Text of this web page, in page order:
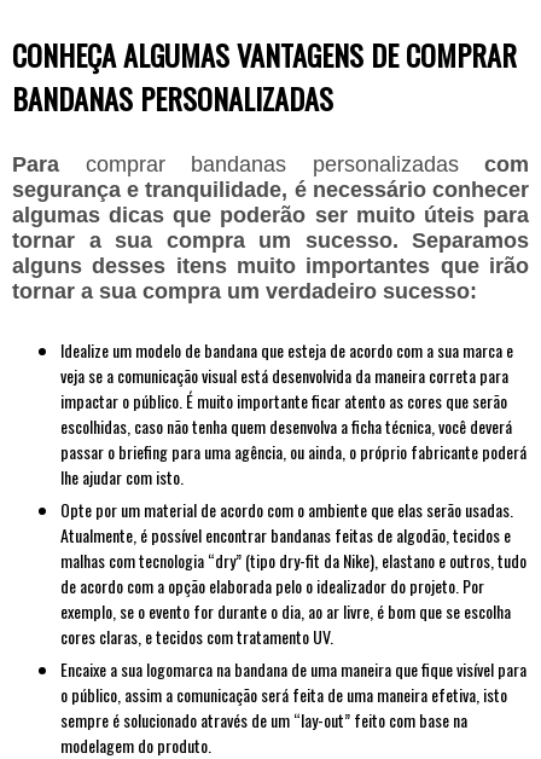
CONHEÇA ALGUMAS VANTAGENS DE COMPRAR
BANDANAS PERSONALIZADAS
Para comprar bandanas personalizadascom
segurança e tranquilidade, é necessário conhecer
algumas dicas que poderão ser muito úteis para
tornar a sua compra um sucesso. Separamos
alguns desses itens muito importantes que irão
tornar a sua compra um verdadeiro sucesso:
Idealize um modelo de bandana que esteja de acordo com a sua marca e
veja se a comunicação visual está desenvolvida da maneira correta para
impactar o público. É muito importante ficar atento as cores que serão
escolhidas, caso não tenha quem desenvolva a ficha técnica, você deverá
passar o briefing para uma agência, ou ainda, o próprio fabricante poderá
lhe ajudar com isto.
Opte por um material de acordo com o ambiente que elas serão usadas.
Atualmente, é possível encontrar bandanas feitas de algodão, tecidos e
malhas com tecnologia “dry” (tipo dry-fit da Nike), elastano e outros, tudo
de acordo com a opção elaborada pelo o idealizador do projeto. Por
exemplo, se o evento for durante o dia, ao ar livre, é bom que se escolha
cores claras, e tecidos com tratamento UV.
Encaixe a sua logomarca na bandana de uma maneira que fique visível para
o público, assim a comunicação será feita de uma maneira efetiva, isto
sempre é solucionado através de um “lay-out” feito com base na
modelagem do produto.